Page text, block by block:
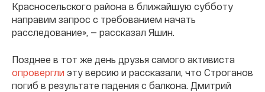
Красносельского района в ближайшую субботу
направим запрос с требованием начать
расследование», — рассказал Яшин.
Позднее в тот же день друзья самого активиста
опровергли эту версию и рассказали, что Строганов
погиб в результате падения с балкона. Дмитрий